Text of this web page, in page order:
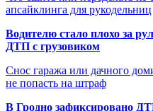
апсайклинга для рукодельниц
Водителю стало плохо за
ДТП с грузовиком
Снос гаража или дачного
не попасть на штраф
В Гродно зафиксировано